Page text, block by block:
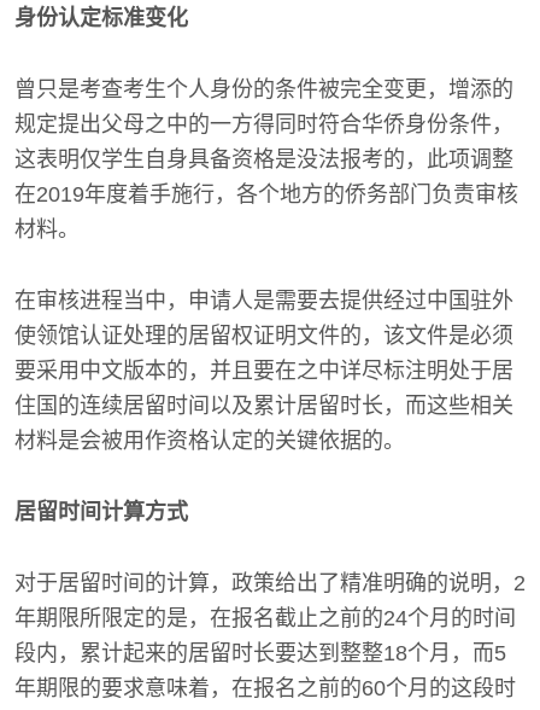
身份认定标准变化
曾只是考查考生个人身份的条件被完全变更，增添的
规定提出父母之中的一方得同时符合华侨身份条件，
这表明仅学生自身具备资格是没法报考的，此项调整
在2019年度着手施行，各个地方的侨务部门负责审核
材料。
在审核进程当中，申请人是需要去提供经过中国驻外
使领馆认证处理的居留权证明文件的，该文件是必须
要采用中文版本的，并且要在之中详尽标注明处于居
住国的连续居留时间以及累计居留时长，而这些相关
材料是会被用作资格认定的关键依据的。
居留时间计算方式
对于居留时间的计算，政策给出了精准明确的说明，2
年期限所限定的是，在报名截止之前的24个月的时间
段内，累计起来的居留时长要达到整整18个月，而5
年期限的要求意味着，在报名之前的60个月的这段时